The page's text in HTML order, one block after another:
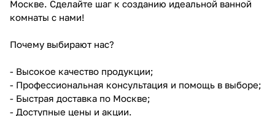
Москве. Сделайте шаг к созданию идеальной ванной
комнаты с нами!
Почему выбирают нас?
- Высокое качество продукции;
- Профессиональная консультация и помощь в выборе;
- Быстрая доставка по Москве;
- Доступные цены и акции.